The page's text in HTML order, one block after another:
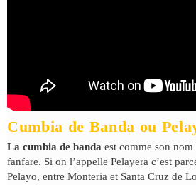
Cumbia de Banda ou
La cumbia de banda est comme son
fanfare. Si on l’appelle Pelayera c’est
Pelayo, entre Monteria et Santa Cruz de